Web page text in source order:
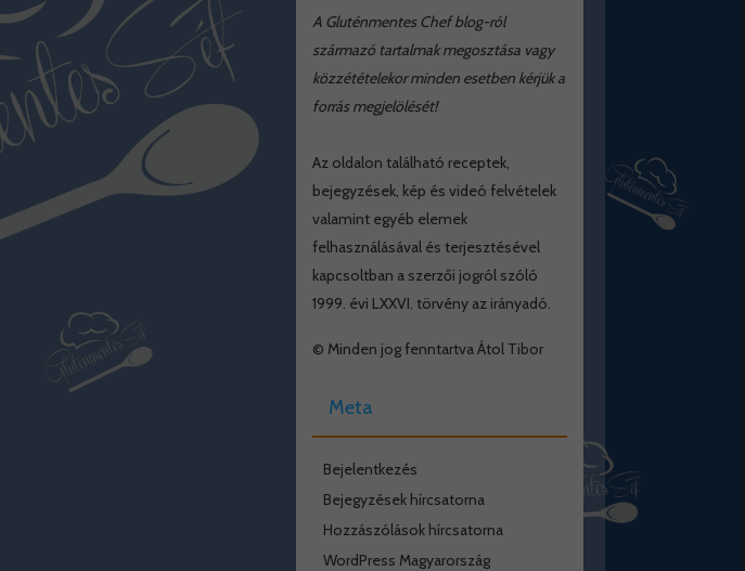
A Gluténmentes Chef blog-ról
származó tartalmak megosztása vagy
közzétételekor minden esetben kérjük a
forrás megjelölését!
Az oldalon található receptek,
bejegyzések, kép és videó felvételek
valamint egyéb elemek
felhasználásával és terjesztésével
kapcsoltban a szerzői jogról szóló
1999. évi LXXVI. törvény az irányadó.
© Minden jog fenntartva Átol Tibor
Meta
Bejelentkezés
Bejegyzések hírcsatorna
Hozzászólások hírcsatorna
WordPress Magyarország